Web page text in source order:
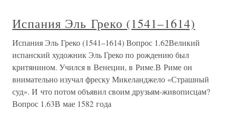
Испания Эль Греко (1541–1614)
Испания Эль Греко (1541–1614) Вопрос 1.62Великий
испанский художник Эль Греко по рождению был
критянином. Учился в Венеции, в Риме.В Риме он
внимательно изучал фреску Микеланджело «Страшный
суд». И что потом объявил своим друзьям-живописцам?
Вопрос 1.63В мае 1582 года